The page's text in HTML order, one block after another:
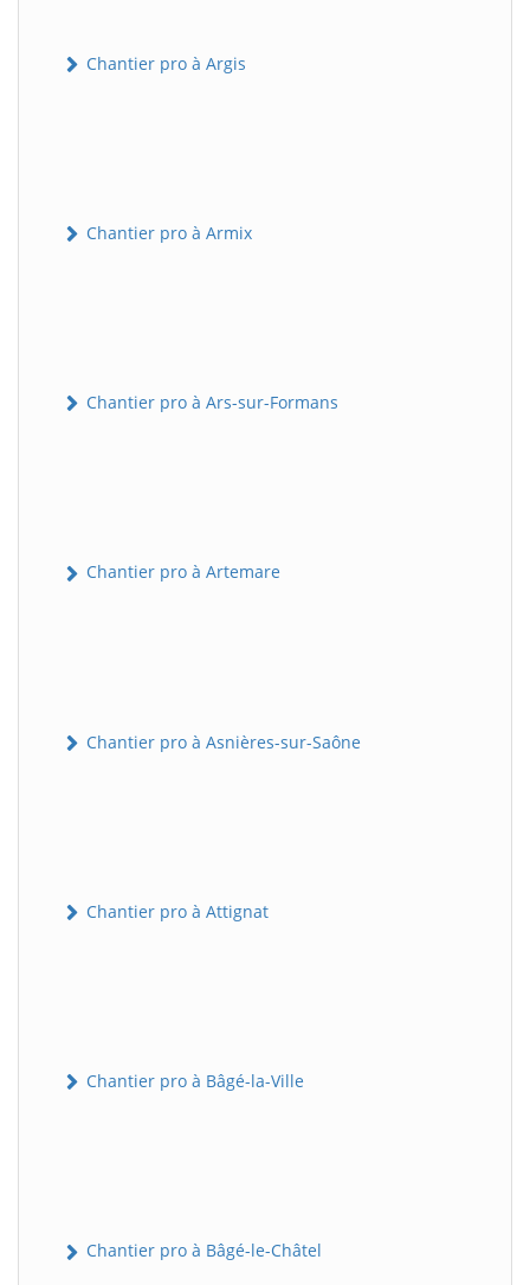
Chantier pro à Argis
Chantier pro à Armix
Chantier pro à Ars-sur-Formans
Chantier pro à Artemare
Chantier pro à Asnières-sur-Saône
Chantier pro à Attignat
Chantier pro à Bâgé-la-Ville
Chantier pro à Bâgé-le-Châtel